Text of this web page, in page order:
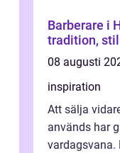
Barberare i
tradition,
08 augusti
inspiration
Att sälja
används har
vardagsvana.